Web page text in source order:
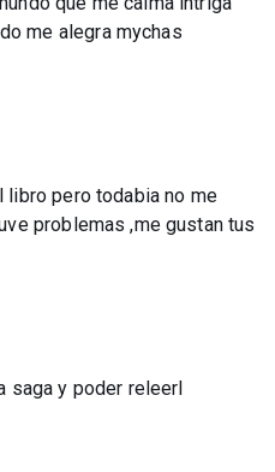
me alegra mychas
libro pero todabia no me
problemas ,me gustan tus
saga y poder releerl